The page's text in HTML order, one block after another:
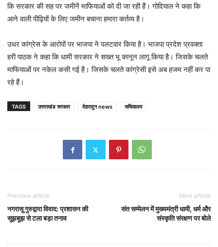
कि सरकार की सह पर जमीनें माफियाओं को दी जा रही हैं। गोदियाल ने कहा कि
आने वाली पीढ़ियों के लिए जमीन बचाना हमारा कर्तव्य है।
उधर कांग्रेस के आरोपों पर भाजपा ने पलटवार किया है। भाजपा प्रदेश प्रवक्ता
हरी पाठक ने कहा कि धामी सरकार ने सख्त भू कानून लागू किया है। जिसके चलते
माफियाओं पर नकेल कसी गई है। जिसके चलते कांग्रेसी इसे अब हजम नहीं कर पा
रहे हैं।
TAGS उत्तराखंड सरकार देहरादून news सचिवालय
Previous article
नगरासू गुरुद्वारा विवाद: प्रशासन की
सूझबूझ से टला बड़ा तनाव
Next article
संत सम्मेलन में मुख्यमंत्री धामी, धर्म और
संस्कृति संरक्षण पर बोले